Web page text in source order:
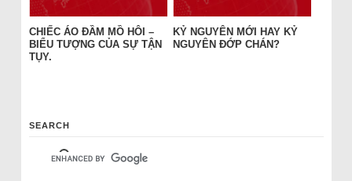
CHIẾC ÁO ĐẦM MỒ HÔI –
BIỂU TƯỢNG CỦA SỰ TẬN
TỤY.
KỶ NGUYÊN MỚI HAY KỶ
NGUYÊN ĐỚP CHÁN?
SEARCH